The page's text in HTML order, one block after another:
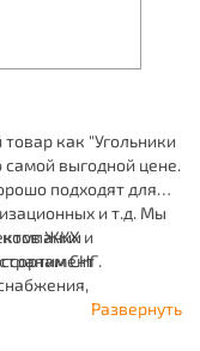
как "Угольники
выгодной цене.
подходят для
и т.д. Мы
ЖКХ и
СНГ.
Развернуть